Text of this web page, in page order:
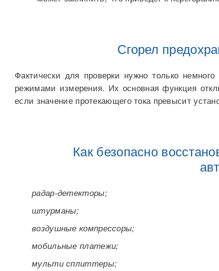
Сгорел
Фактически для проверки нужно только
режимами измерения. Их основная функция
если значение протекающего тока превысит
Как безопасно
радар-детекторы;
штурманы;
воздушные компрессоры;
мобильные платежи;
мульти сплиттеры;